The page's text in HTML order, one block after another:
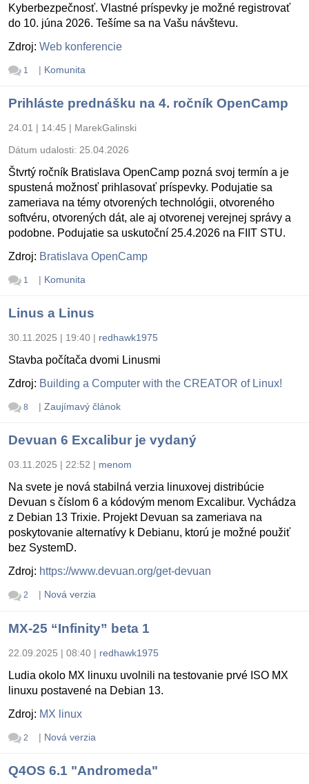
Kyberbezpečnosť. Vlastné príspevky je možné registrovať
do 10. júna 2026. Tešíme sa na Vašu návštevu.
Zdroj: Web konferencie
1 | Komunita
Prihláste prednášku na 4. ročník OpenCamp
24.01 | 14:45 | MarekGalinski
Dátum udalosti: 25.04.2026
Štvrtý ročník Bratislava OpenCamp pozná svoj termín a je
spustená možnosť prihlasovať príspevky. Podujatie sa
zameriava na témy otvorených technológii, otvoreného
softvéru, otvorených dát, ale aj otvorenej verejnej správy a
podobne. Podujatie sa uskutoční 25.4.2026 na FIIT STU.
Zdroj: Bratislava OpenCamp
1 | Komunita
Linus a Linus
30.11.2025 | 19:40 | redhawk1975
Stavba počítača dvomi Linusmi
Zdroj: Building a Computer with the CREATOR of Linux!
8 | Zaujímavý článok
Devuan 6 Excalibur je vydaný
03.11.2025 | 22:52 | menom
Na svete je nová stabilná verzia linuxovej distribúcie
Devuan s číslom 6 a kódovým menom Excalibur. Vychádza
z Debian 13 Trixie. Projekt Devuan sa zameriava na
poskytovanie alternatívy k Debianu, ktorú je možné použiť
bez SystemD.
Zdroj: https://www.devuan.org/get-devuan
2 | Nová verzia
MX-25 “Infinity” beta 1
22.09.2025 | 08:40 | redhawk1975
Ludia okolo MX linuxu uvolnili na testovanie prvé ISO MX
linuxu postavené na Debian 13.
Zdroj: MX linux
2 | Nová verzia
Q4OS 6.1 "Andromeda"